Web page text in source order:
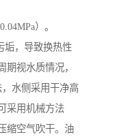
）。
垢，导致换热性
期视水质情况，
水侧采用干净高
采用机械方法
缩空气吹干。油